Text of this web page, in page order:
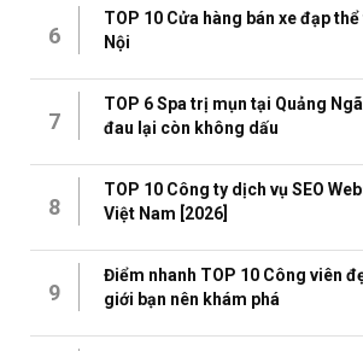
6
TOP 10 Cửa hàng bán xe đạp
Nội
7
TOP 6 Spa trị mụn tại Quảng
đau lại còn không dấu
8
TOP 10 Công ty dịch vụ SEO
Việt Nam [2026]
9
Điểm nhanh TOP 10 Công viên
giới bạn nên khám phá